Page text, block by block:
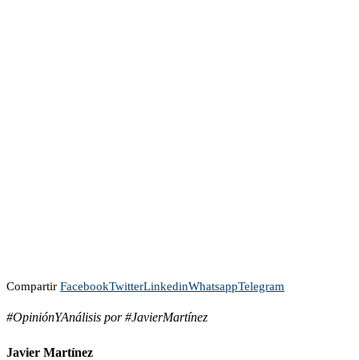
Compartir FacebookTwitterLinkedinWhatsappTelegram
#OpiniónYAnálisis por #JavierMartínez
Javier Martínez